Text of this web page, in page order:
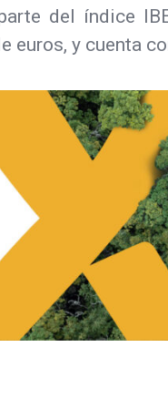
del índice
euros, y cuenta